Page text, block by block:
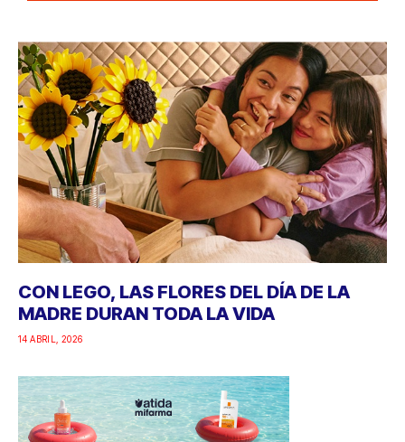
CON LEGO, LAS FLORES DEL DÍA DE LA
MADRE DURAN TODA LA VIDA
14 ABRIL, 2026